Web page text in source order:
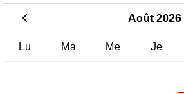
Août 2026
Lu Ma Me Je